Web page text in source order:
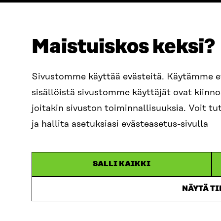
Maistuiskos keksi?
Sivustomme käyttää evästeitä. Käytämme
sisällöistä sivustomme käyttäjät ovat
joitakin sivuston toiminnallisuuksia. Voit
ja hallita asetuksiasi evästeasetus-sivulla
SALLI KAIKKI
NÄYTÄ
Itämerenkatu 11-13, PL 160,
00181 Helsinki
Saapumisohjeet
Y-TUNNUS
+358